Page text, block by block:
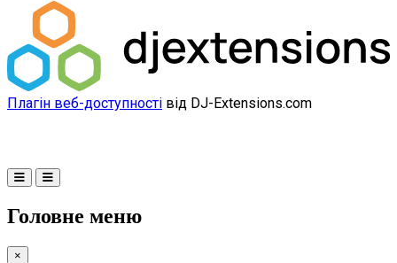
Плагін веб-доступності від DJ-Extensions.com
Головне меню
×